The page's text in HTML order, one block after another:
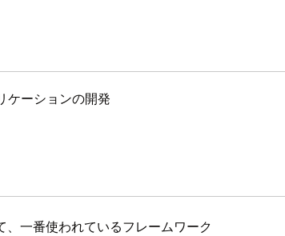
ケーションの開発
一番使われているフレームワーク